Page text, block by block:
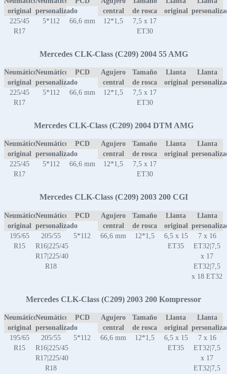
original personalizado
central
de rosca
original
225/45
R17
5*112 66,6 mm 12*1,5
7,5 x 17
ET30
Mercedes CLK-Class (C209) 2004 55 AMG
Neumático
original
Neumático
personalizado
PCD
Agujero
central
Tamaño
de rosca
Llanta
original
Llanta
225/45
R17
5*112 66,6 mm 12*1,5
7,5 x 17
ET30
Mercedes CLK-Class (C209) 2004 DTM AMG
Neumático
original
Neumático
personalizado
PCD
Agujero
central
Tamaño
de rosca
Llanta
original
Llanta
225/45
R17
5*112 66,6 mm 12*1,5
7,5 x 17
ET30
Mercedes CLK-Class (C209) 2003 200 CGI
Neumático
original
Neumático
personalizado
PCD
Agujero
central
Tamaño
de rosca
Llanta
original
Llanta
195/65
R15
205/55
R16|225/45
R17|225/40
R18
5*112 66,6 mm 12*1,5
6,5 x 15
ET35
7 x 16
ET32|7,5
x 17
ET32|7,5
x 18 ET32
Mercedes CLK-Class (C209) 2003 200 Kompressor
Neumático
original
Neumático
personalizado
PCD
Agujero
central
Tamaño
de rosca
Llanta
original
Llanta
195/65
R15
205/55
R16|225/45
R17|225/40
R18
5*112 66,6 mm 12*1,5
6,5 x 15
ET35
7 x 16
ET32|7,5
x 17
ET32|7,5